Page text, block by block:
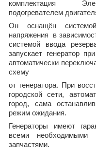
комплектация
подогревателем
Он оснащён системой
напряжения
в
системой
ввода
запускает генератор
автоматически
схему
от генератора. При
городской сети,
город, сама
режим ожидания.
Генераторы
имеют
всеми необходимыми
запчастями.